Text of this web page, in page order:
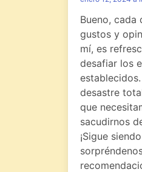
Bueno, cada
gustos y
mí, es
desafiar los
desastre
que
sacudirnos
¡Sigue